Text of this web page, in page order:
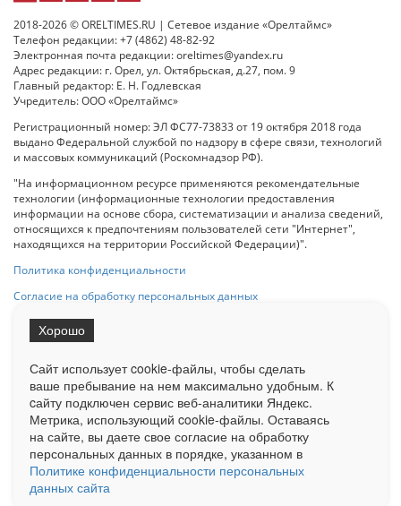
2018-2026 © ORELTIMES.RU | Сетевое издание «Орелтаймс»
Телефон редакции: +7 (4862) 48-82-92
Электронная почта редакции: oreltimes@yandex.ru
Адрес редакции: г. Орел, ул. Октябрьская, д.27, пом. 9
Главный редактор: Е. Н. Годлевская
Учредитель: ООО «Орелтаймс»
Регистрационный номер: ЭЛ ФС77-73833 от 19 октября 2018 года
выдано Федеральной службой по надзору в сфере связи, технологий
и массовых коммуникаций (Роскомнадзор РФ).
"На информационном ресурсе применяются рекомендательные
технологии (информационные технологии предоставления
информации на основе сбора, систематизации и анализа сведений,
относящихся к предпочтениям пользователей сети "Интернет",
находящихся на территории Российской Федерации)".
Политика конфиденциальности
Согласие на обработку персональных данных
на Сетевое издание «ОрелТаймс» обязательна.
Ограниченная статистика посещаемости доступна на сайте
Liveinternet.ru . Подробная статистика для рекламодателей по запросу
у менеджера.
Реклама Документы О нас Контакты
Сайт использует cookie-файлы, чтобы сделать
ваше пребывание на нем максимально удобным. К
cайту подключен сервис веб-аналитики Яндекс.
Метрика, использующий cookie-файлы. Оставаясь
на сайте, вы даете свое согласие на обработку
персональных данных в порядке, указанном в
Политике конфиденциальности персональных
данных сайта
Хорошо